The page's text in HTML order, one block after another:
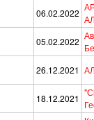
06.02.2022
05.02.2022
26.12.2021
18.12.2021